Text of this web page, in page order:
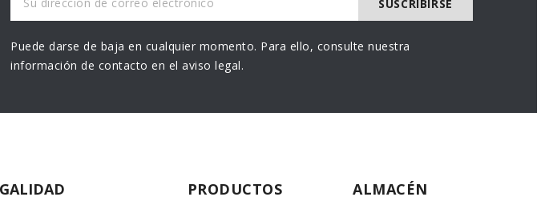
Puede darse de baja en cualquier momento. Para ello, consulte nuestra
información de contacto en el aviso legal.
PRODUCTOS ALMACÉN